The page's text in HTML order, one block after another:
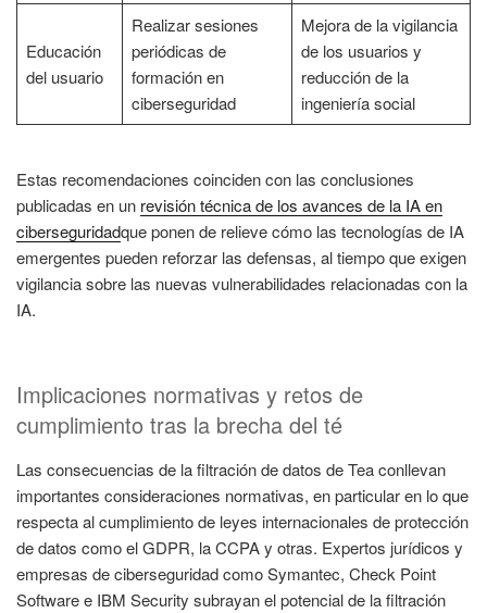
Educación
del usuario
Realizar sesiones
periódicas de
formación en
ciberseguridad
Mejora de la vigilancia
de los usuarios y
reducción de la
ingeniería social
Estas recomendaciones coinciden con las conclusiones
publicadas en un revisión técnica de los avances de la IA en
ciberseguridadque ponen de relieve cómo las tecnologías de IA
emergentes pueden reforzar las defensas, al tiempo que exigen
vigilancia sobre las nuevas vulnerabilidades relacionadas con la
IA.
Implicaciones normativas y retos de
cumplimiento tras la brecha del té
Las consecuencias de la filtración de datos de Tea conllevan
importantes consideraciones normativas, en particular en lo que
respecta al cumplimiento de leyes internacionales de protección
de datos como el GDPR, la CCPA y otras. Expertos jurídicos y
empresas de ciberseguridad como Symantec, Check Point
Software e IBM Security subrayan el potencial de la filtración